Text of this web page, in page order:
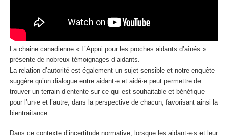
La chaine canadienne « L’Appui pour les proches aidants d’aînés »
présente de nobreux témoignages d’aidants.
La relation d’autorité est également un sujet sensible et notre enquête
suggère qu’un dialogue entre aidant·e et aidé·e peut permettre de
trouver un terrain d’entente sur ce qui est souhaitable et bénéfique
pour l’un·e et l’autre, dans la perspective de chacun, favorisant ainsi la
bientraitance.
Dans ce contexte d’incertitude normative, lorsque les aidant·e·s et leur